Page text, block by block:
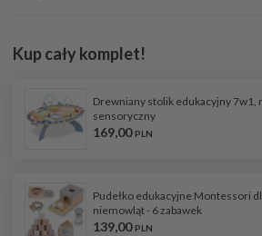
Kup cały komplet!
Drewniany stolik edukacyjny 7w1,
sensoryczny
169,00 PLN
Pudełko edukacyjne Montessori
niemowląt - 6 zabawek
139,00 PLN